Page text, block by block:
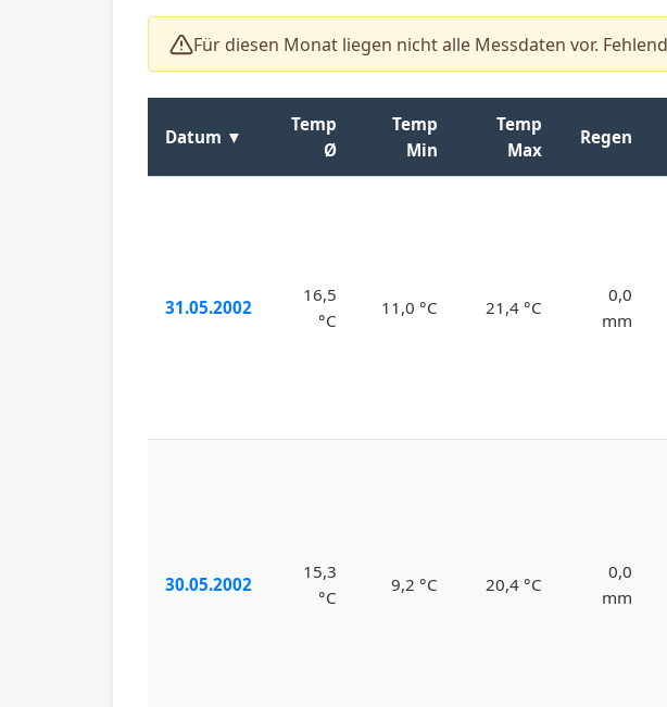
Für diesen Monat liegen nicht alle Messdaten vor.
Datum ▼
Temp
Ø
Temp
Min
Temp
Max
Regen
31.05.2002
16,5
°C
11,0 °C 21,4 °C
0,0
mm
30.05.2002
15,3
°C
9,2 °C 20,4 °C
0,0
mm